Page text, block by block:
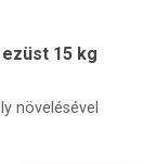
15 kg
növelésével